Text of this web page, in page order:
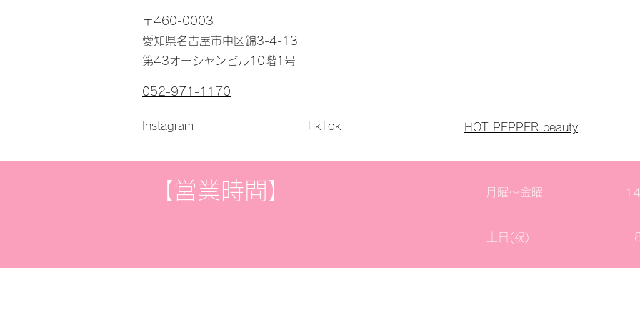
〒460-0003
愛知県名古屋市中区錦3-4-13
第43オーシャンビル10階1号
052-971-1170
Instagram TikTok HOT PEPPER beauty
【営業時間】 月曜〜金曜
土日(祝)